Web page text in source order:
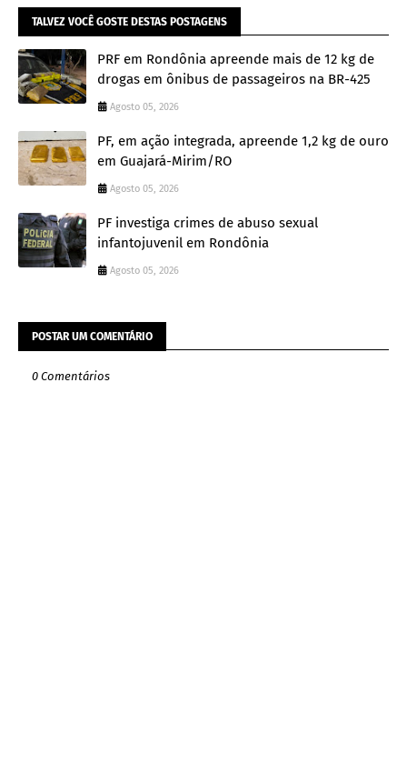
TALVEZ VOCÊ GOSTE DESTAS POSTAGENS
PRF em Rondônia apreende mais de 12 kg de
drogas em ônibus de passageiros na BR-425
Agosto 05, 2026
PF, em ação integrada, apreende 1,2 kg de ouro
em Guajará-Mirim/RO
Agosto 05, 2026
PF investiga crimes de abuso sexual
infantojuvenil em Rondônia
Agosto 05, 2026
POSTAR UM COMENTÁRIO
0 Comentários